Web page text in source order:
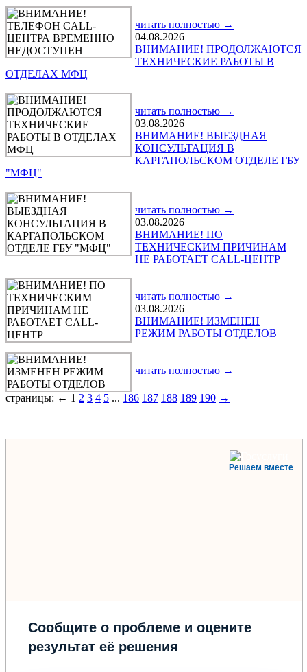
читать полностью →
04.08.2026
ВНИМАНИЕ! ПРОДОЛЖАЮТСЯ
ТЕХНИЧЕСКИЕ РАБОТЫ В
ОТДЕЛАХ МФЦ
читать полностью →
03.08.2026
ВНИМАНИЕ! ВЫЕЗДНАЯ
КОНСУЛЬТАЦИЯ В
КАРГАПОЛЬСКОМ ОТДЕЛЕ ГБУ
"МФЦ"
читать полностью →
03.08.2026
ВНИМАНИЕ! ПО
ТЕХНИЧЕСКИМ ПРИЧИНАМ
НЕ РАБОТАЕТ CALL-ЦЕНТР
читать полностью →
03.08.2026
ВНИМАНИЕ! ИЗМЕНЕН
РЕЖИМ РАБОТЫ ОТДЕЛОВ
читать полностью →
страницы: ← 1 2 3 4 5 ... 186 187 188 189 190 →
Решаем вместе
Сообщите о проблеме и оцените
результат её решения